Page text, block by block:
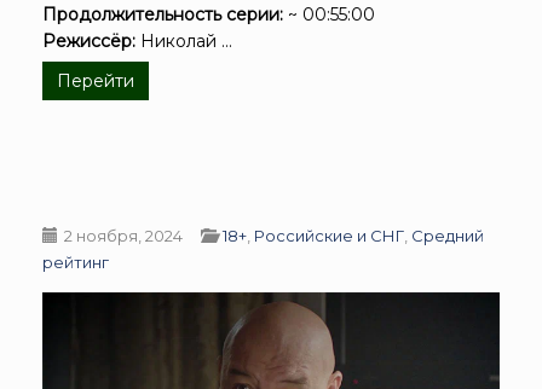
Продолжительность серии: ~ 00:55:00
Режиссёр: Николай ...
Перейти
2 ноября, 2024 18+ Российские и СНГ Средний
рейтинг